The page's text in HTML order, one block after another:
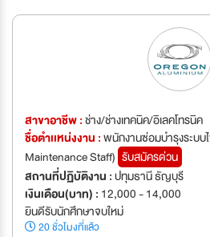
สาขาอาชีพ :ช่าง/ช่างเทคนิค/อิเลคโทรนิค
ชื่อตำเเหน่งงาน :พนักงานซ่อมบำรุงระบ
Maintenance Staff) รับสมัครด่วน
สถานที่ปฏิบัติงาน :ปทุมธานี ธัญบุรี
เงินเดือน(บาท) : 12,000 - 14,000
ยินดีรับนักศึกษาจบใหม่
20 ชั่วโมงที่แล้ว